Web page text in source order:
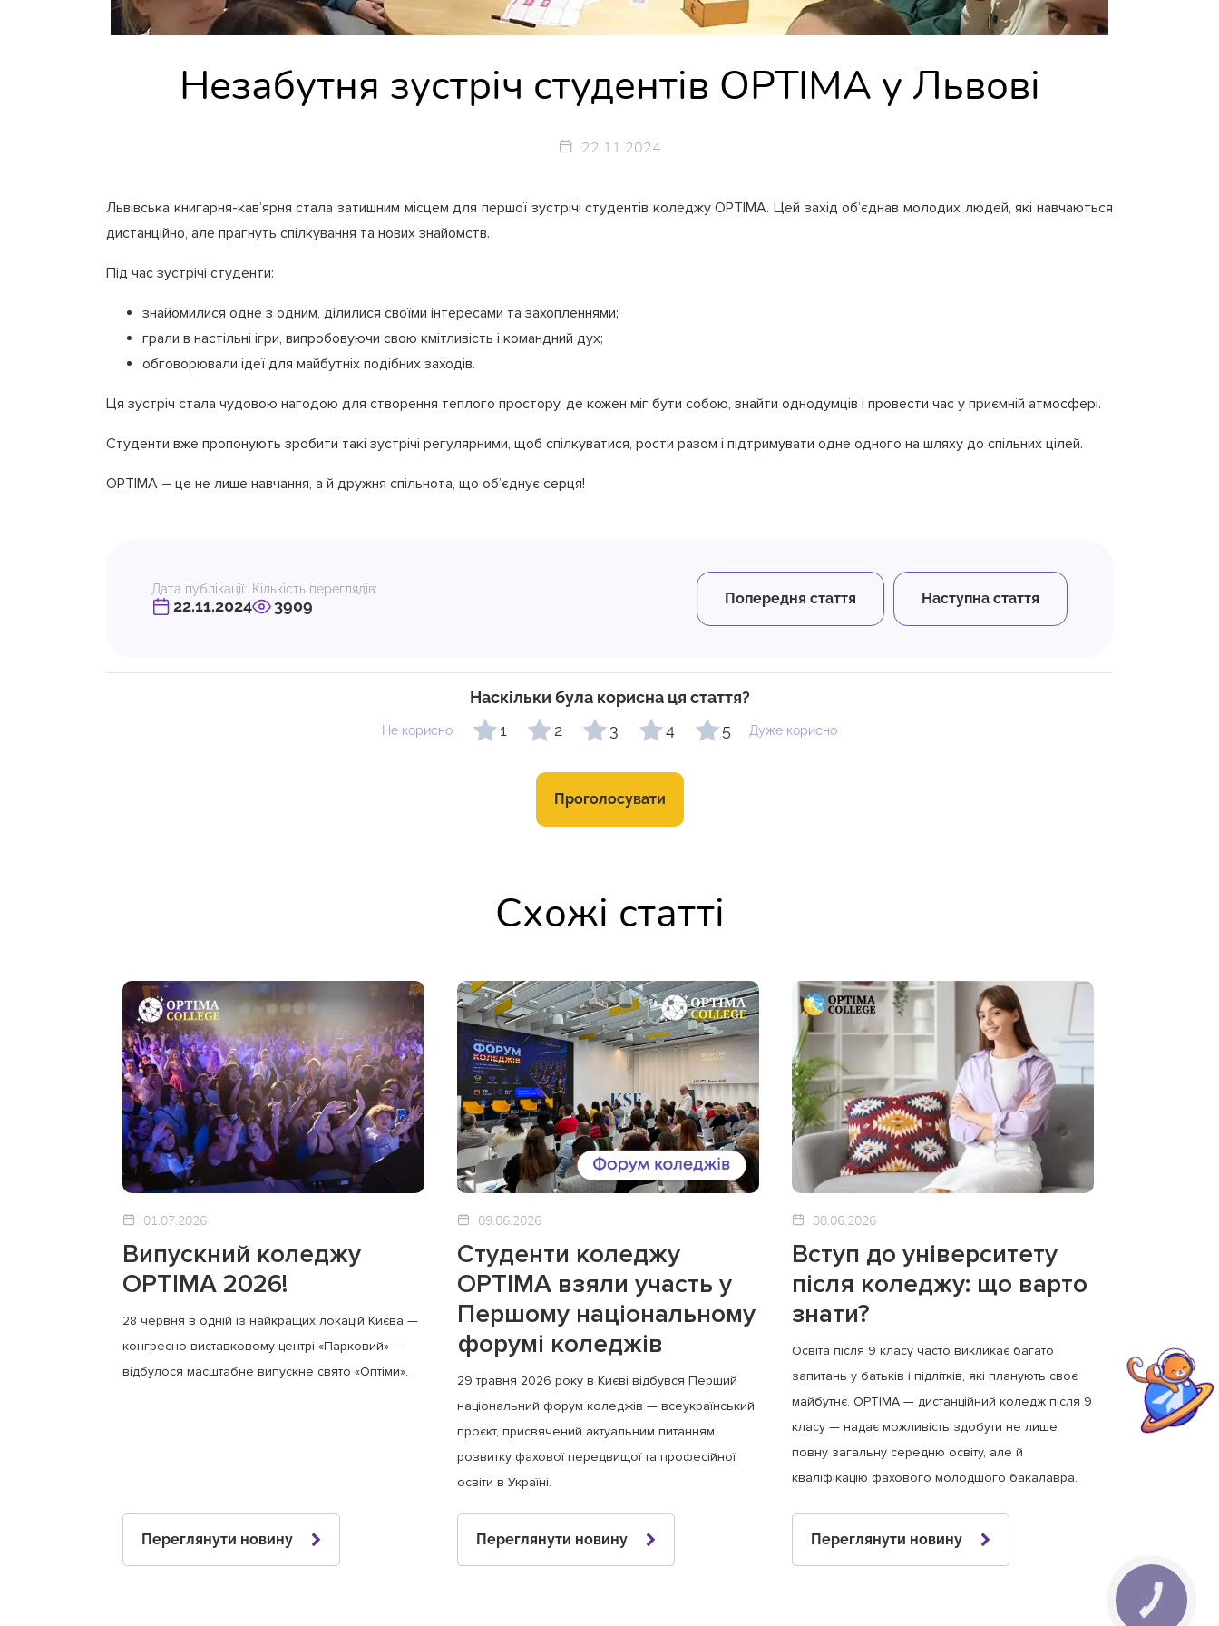
Незабутня зустріч студентів OPTIMA у Львові
22.11.2024
Львівська книгарня-кав’ярня стала затишним місцем для першої зустрічі студентів коледжу OPTIMA. Цей захід об’єднав молодих людей, які навчаються
дистанційно, але прагнуть спілкування та нових знайомств.
Під час зустрічі студенти:
знайомилися одне з одним, ділилися своїми інтересами та захопленнями;
грали в настільні ігри, випробовуючи свою кмітливість і командний дух;
обговорювали ідеї для майбутніх подібних заходів.
Ця зустріч стала чудовою нагодою для створення теплого простору, де кожен міг бути собою, знайти однодумців і провести час у приємній атмосфері.
Студенти вже пропонують зробити такі зустрічі регулярними, щоб спілкуватися, рости разом і підтримувати одне одного на шляху до спільних цілей.
OPTIMA – це не лише навчання, а й дружня спільнота, що об’єднує серця!
Дата публікації:
22.11.2024
Кількість переглядів:
3909 Попередня стаття Наступна стаття
Наскільки була корисна ця стаття?
Не корисно 1 2 3 4 5 Дуже корисно
Проголосувати
Схожі статті
01.07.2026
Випускний коледжу
OPTIMA 2026!
28 червня в одній із найкращих локацій Києва —
конгресно-виставковому центрі «Парковий» —
відбулося масштабне випускне свято «Оптіми».
Переглянути новину
09.06.2026
Студенти коледжу
OPTIMA взяли участь у
Першому національному
форумі коледжів
29 травня 2026 року в Києві відбувся Перший
національний форум коледжів — всеукраїнський
проєкт, присвячений актуальним питанням
розвитку фахової передвищої та професійної
освіти в Україні.
Переглянути новину
08.06.2026
Вступ до університету
після коледжу: що варто
знати?
Освіта після 9 класу часто викликає багато
запитань у батьків і підлітків, які планують своє
майбутнє. OPTIMA — дистанційний коледж після 9
класу — надає можливість здобути не лише
повну загальну середню освіту, але й
кваліфікацію фахового молодшого бакалавра.
Переглянути новину